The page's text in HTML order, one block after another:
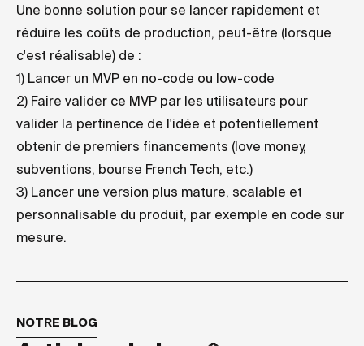
Une bonne solution pour se lancer rapidement et
réduire les coûts de production, peut-être (lorsque
c'est réalisable) de :
1) Lancer un MVP en no-code ou low-code
2) Faire valider ce MVP par les utilisateurs pour
valider la pertinence de l'idée et potentiellement
obtenir de premiers financements (love money,
subventions, bourse French Tech, etc.)
3) Lancer une version plus mature, scalable et
personnalisable du produit, par exemple en code sur
mesure.
NOTRE BLOG